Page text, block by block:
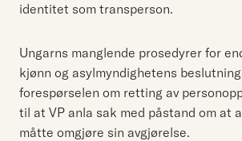
identitet som transperson.
Ungarns manglende prosedyrer for
kjønn og asylmyndighetens
forespørselen om retting av
til at VP anla sak med påstand om at
måtte omgjøre sin avgjørelse.